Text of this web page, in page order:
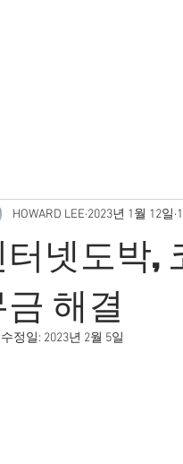
터넷도박,
해결
HOWARD LEE 2023년 1월 12일
정일: 2023년 2월 5일